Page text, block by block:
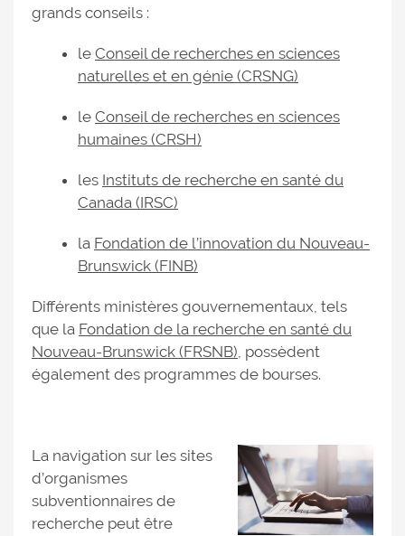
grands conseils :
le Conseil de recherches en sciences
naturelles et en génie (CRSNG)
le Conseil de recherches en sciences
humaines (CRSH)
les Instituts de recherche en santé du
Canada (IRSC)
la Fondation de l’innovation du Nouveau-
Brunswick (FINB)
Différents ministères gouvernementaux, tels
que la Fondation de la recherche en santé du
Nouveau-Brunswick (FRSNB), possèdent
également des programmes de bourses.
La navigation sur les sites
d’organismes
subventionnaires de
recherche peut être